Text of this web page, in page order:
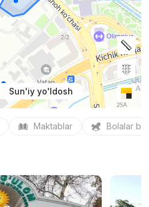
Sun'iy yo'ldosh
Maktablar Bolalar